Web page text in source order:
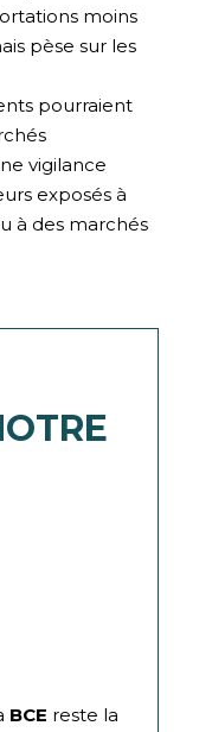
moins
pèse sur les
pourraient
vigilance
exposés à
à des marchés
BCE reste la